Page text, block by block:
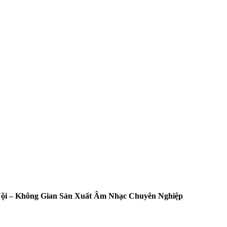
– Không Gian Sản Xuất Âm Nhạc Chuyên Nghiệp